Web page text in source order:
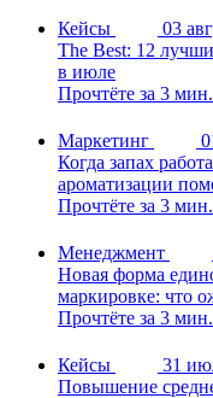
Кейсы
03
The Best: 12
в июле
Прочтёте за 3 мин.
Маркетинг
Когда запах
ароматизации
Прочтёте за 3 мин.
Менеджмент
Новая форма
маркировке: что
Прочтёте за 3 мин.
Кейсы
31
Повышение